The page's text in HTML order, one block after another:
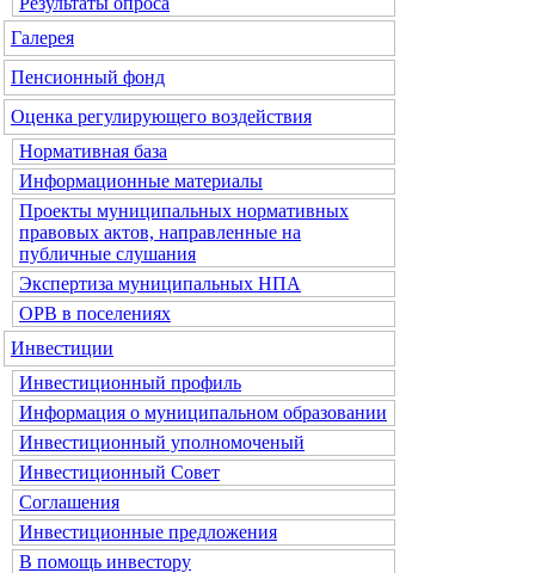
Галерея
Пенсионный фонд
Оценка регулирующего воздействия
Нормативная база
Информационные материалы
Проекты муниципальных нормативных
правовых актов, направленные на
публичные слушания
Экспертиза муниципальных НПА
ОРВ в поселениях
Инвестиции
Инвестиционный профиль
Информация о муниципальном образовании
Инвестиционный уполномоченый
Инвестиционный Совет
Соглашения
Инвестиционные предложения
В помощь инвестору